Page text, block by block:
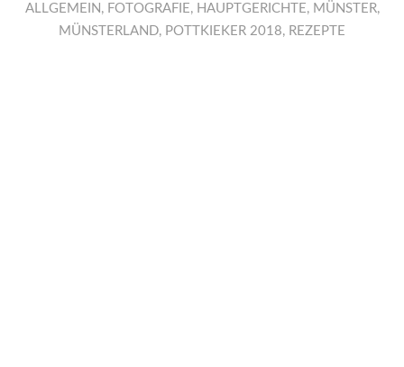
ALLGEMEIN , FOTOGRAFIE, HAUPTGERICHTE, MÜNSTER,
MÜNSTERLAND, POTTKIEKER 2018, REZEPTE